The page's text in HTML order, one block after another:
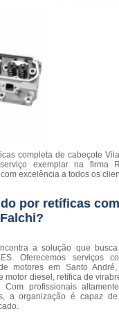
completa de cabeçote
exemplar na firma
excelência a todos os
por retíficas
a solução que
Oferecemos serviços
motores em Santo
motor diesel, retífica de
profissionais
a organização é capaz